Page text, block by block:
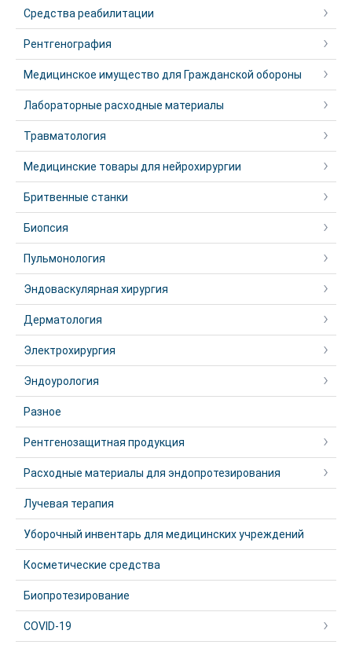
Средства реабилитации
Рентгенография
Медицинское имущество для Гражданской обороны
Лабораторные расходные материалы
Травматология
Медицинские товары для нейрохирургии
Бритвенные станки
Биопсия
Пульмонология
Эндоваскулярная хирургия
Дерматология
Электрохирургия
Эндоурология
Разное
Рентгенозащитная продукция
Расходные материалы для эндопротезирования
Лучевая терапия
Уборочный инвентарь для медицинских учреждений
Косметические средства
Биопротезирование
COVID-19